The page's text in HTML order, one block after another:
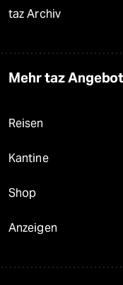
taz Archiv
Mehr taz
Reisen
Kantine
Shop
Anzeigen